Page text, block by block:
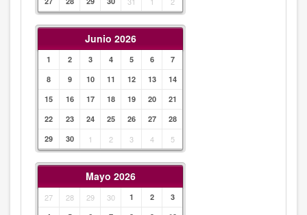
Junio 2026
1 2 3 4 5 6
7
8
9 10 11 12 13
14
15
16 17 18 19 20
21
22
23 24 25 26 27
28
29
30 1 2 3 4 5
Mayo 2026
27 28 29 30 1 2
3